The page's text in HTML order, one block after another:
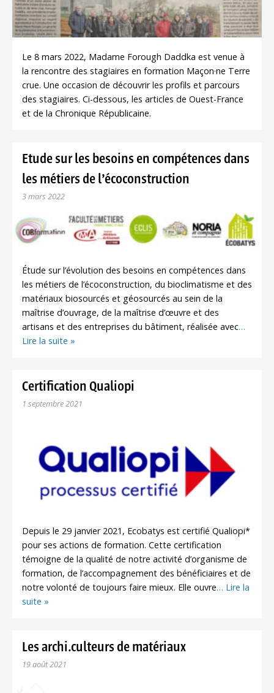
Le 8 mars 2022, Madame Forough Daddka est venue à
la rencontre des stagiaires en formation Maçon·ne Terre
crue. Une occasion de découvrir les profils et parcours
des stagiaires. Ci-dessous, les articles de Ouest-France
et de la Chronique Républicaine.
Etude sur les besoins en compétences dans
les métiers de l’écoconstruction
3 mars 2022
Étude sur l’évolution des besoins en compétences dans
les métiers de l’écoconstruction, du bioclimatisme et des
matériaux biosourcés et géosourcés au sein de la
maîtrise d’ouvrage, de la maîtrise d’œuvre et des
artisans et des entreprises du bâtiment, réalisée avec…
Lire la suite »
Certification Qualiopi
1 septembre 2021
Depuis le 29 janvier 2021, Ecobatys est certifié Qualiopi*
pour ses actions de formation. Cette certification
témoigne de la qualité de notre activité d’organisme de
formation, de l’accompagnement des bénéficiaires et de
notre volonté de toujours faire mieux. Elle ouvre… Lire la
suite »
Les archi.culteurs de matériaux
19 août 2021